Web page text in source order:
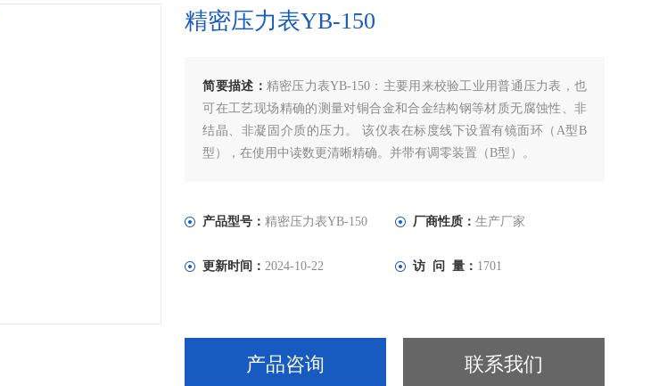
精密压力表YB-150
简要描述： 精密压力表YB-150：主要用来校验工业用普通压力表，也
可在工艺现场精确的测量对铜合金和合金结构钢等材质无腐蚀性、非
结晶、非凝固介质的压力。 该仪表在标度线下设置有镜面环（A型B
型），在使用中读数更清晰精确。并带有调零装置（B型）。
产品型号：精密压力表YB-150 厂商性质： 生产厂家
更新时间：2024-10-22 访 问 量： 1701
产品咨询 联系我们